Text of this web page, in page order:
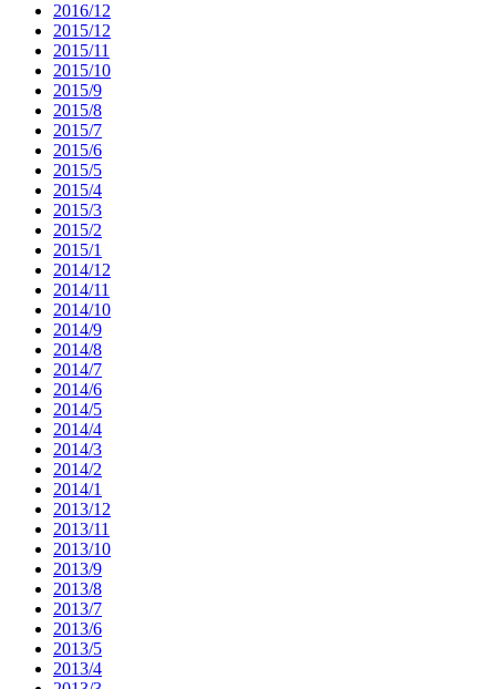
2016/12
2015/12
2015/11
2015/10
2015/9
2015/8
2015/7
2015/6
2015/5
2015/4
2015/3
2015/2
2015/1
2014/12
2014/11
2014/10
2014/9
2014/8
2014/7
2014/6
2014/5
2014/4
2014/3
2014/2
2014/1
2013/12
2013/11
2013/10
2013/9
2013/8
2013/7
2013/6
2013/5
2013/4